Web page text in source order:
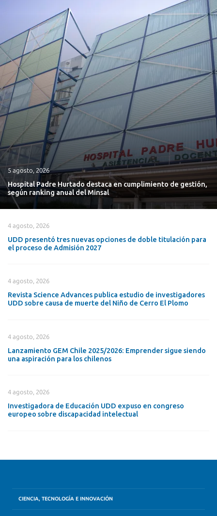
5 agosto, 2026
Hospital Padre Hurtado destaca en cumplimiento de gestión,
según ranking anual del Minsal
4 agosto, 2026
UDD presentó tres nuevas opciones de doble titulación para
el proceso de Admisión 2027
4 agosto, 2026
Revista Science Advances publica estudio de investigadores
UDD sobre causa de muerte del Niño de Cerro El Plomo
4 agosto, 2026
Lanzamiento GEM Chile 2025/2026: Emprender sigue siendo
una aspiración para los chilenos
4 agosto, 2026
Investigadora de Educación UDD expuso en congreso
europeo sobre discapacidad intelectual
CIENCIA, TECNOLOGÍA E INNOVACIÓN